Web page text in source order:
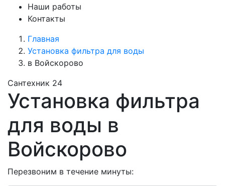
Наши работы
Контакты
Главная
Установка фильтра для воды
в Войскорово
Сантехник 24
Установка фильтра
для воды в
Войскорово
Перезвоним в течение минуты: